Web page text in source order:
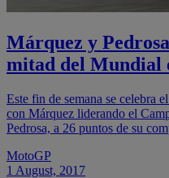
Márquez y
mitad del Mundial
Este fin de semana se celebra
con Márquez liderando el
Pedrosa, a 26 puntos de su
MotoGP
1 August, 2017